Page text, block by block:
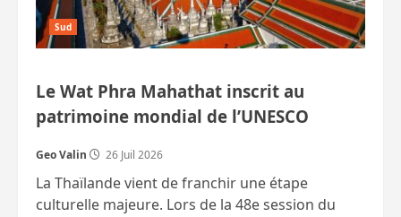
Sud
Le Wat Phra Mahathat inscrit au
patrimoine mondial de l’UNESCO
Geo Valin 26 Juil 2026
La Thaïlande vient de franchir une étape
culturelle majeure. Lors de la 48e session du